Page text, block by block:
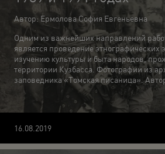
Автор: Ермолова София Евгеньевна
Одним из важнейших направлений
является проведение этнографических
изучению культуры и быта народов,
территории Кузбасса. Фотографии из
заповедника «Томская писаница».
16.08.2019